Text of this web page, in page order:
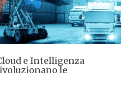
e Intelligenza
le